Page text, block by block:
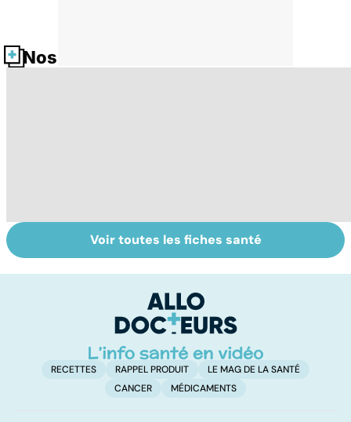
Nos fiches santé
Post-partum : un
bouleversement
Placenta : un
organe
Voir toutes les fiches santé
RECETTES RAPPEL PRODUIT
LE MAG DE LA SANTÉ
CANCER
MÉDICAMENTS